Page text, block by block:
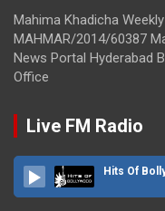
Mahima Khadicha
MAHMAR/2014/60387
News Portal Hyderabad
Office
Live FM Radio
Hits Of